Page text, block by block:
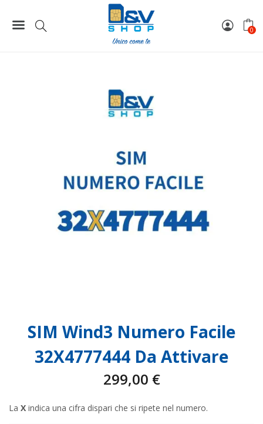
0
SIM Wind3 Numero Facile 32X4777444 Da Attivare
SIM Wind3 Numero Facile
32X4777444 Da Attivare
299,00 €
La X indica una cifra dispari che si ripete nel numero.